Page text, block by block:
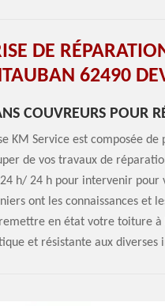
DE
62490
COUVREURS POUR
KM Service est composée
de vos travaux de
h/ 24 h pour intervenir pour
ont les connaissances et
en état votre toiture à
et résistante aux diverses